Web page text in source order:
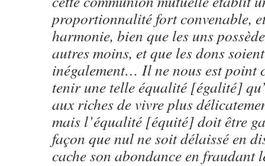
proportionnalité fort convenable,
harmonie, bien que les uns
autres moins, et que les dons
inégalement… Il ne nous est point
tenir une telle équalité [égalité]
aux riches de vivre plus
mais l’équalité [équité] doit être
façon que nul ne soit délaissé en
cache son abondance en fraudant